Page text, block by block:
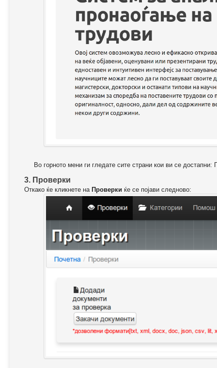
Во горното мени ги гледате сите страни кои ви се
3. Проверки
Откако ќе кликнете на Проверки ќе се појави следново: